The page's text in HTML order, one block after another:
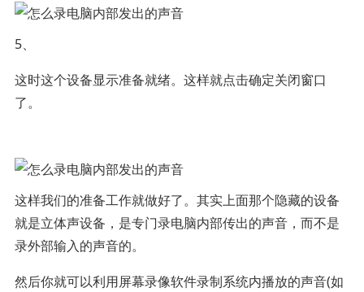
5、
这时这个设备显示准备就绪。这样就点击确定关闭窗口
了。
这样我们的准备工作就做好了。其实上面那个隐藏的设备
就是立体声设备，是专门录电脑内部传出的声音，而不是
录外部输入的声音的。
然后你就可以利用屏幕录像软件录制系统内播放的声音(如